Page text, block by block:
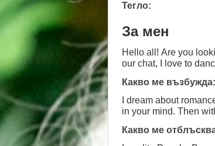
Тегло:
За мен
Hello all! Are you looking for a hot teasing
our chat, I love to
Какво ме възбужда:
I dream about
in your mind. Then
Какво ме